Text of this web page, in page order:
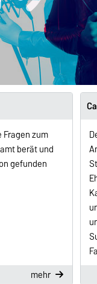
zum
berät und
gefunden
mehr